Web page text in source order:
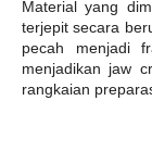
Material yang
terjepit secara
pecah menjadi
menjadikan jaw
rangkaian